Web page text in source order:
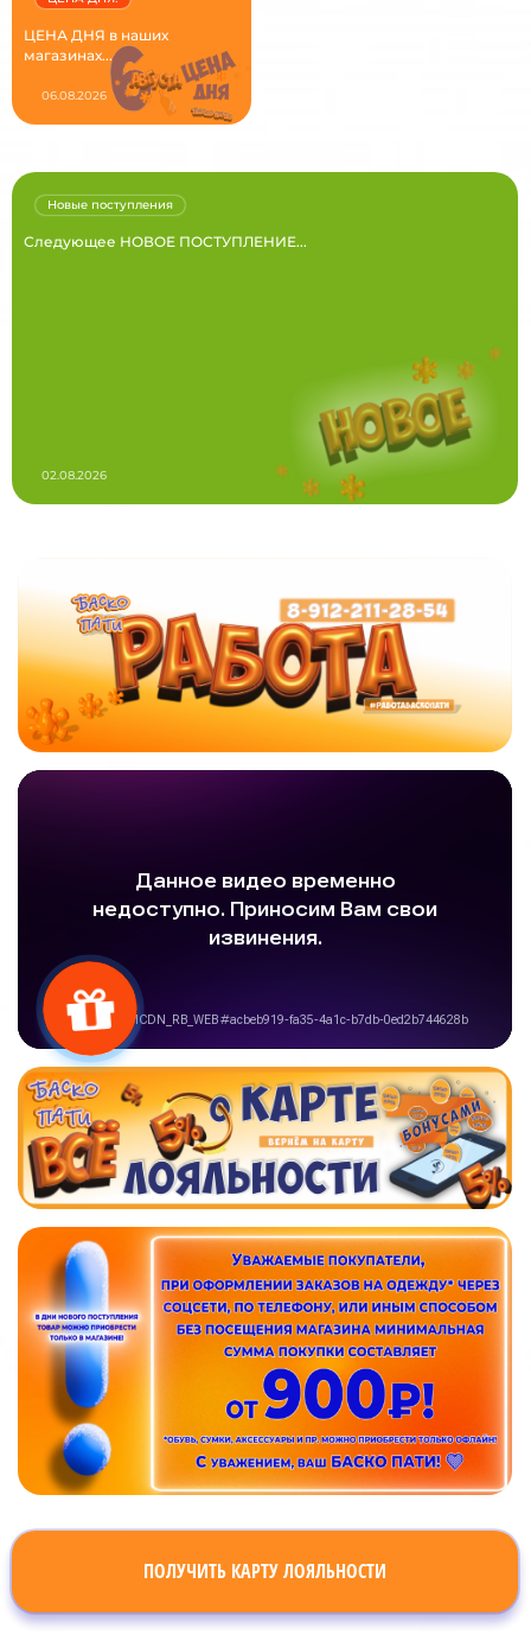
ЦЕНА ДНЯ в наших
магазинах...
06.08.2026
Следующее НОВОЕ ПОСТУПЛЕНИЕ...
Новые поступления
02.08.2026
ПОЛУЧИТЬ КАРТУ ЛОЯЛЬНОСТИ